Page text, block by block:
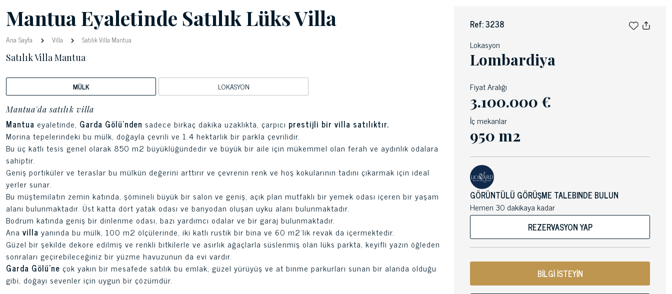
Mantua Eyaletinde Satılık Lüks Villa
Ana Sayfa Villa Satılık Villa Mantua
Satılık Villa Mantua
MÜLK LOKASYON
Mantua'da satılık villa
Mantua eyaletinde, Garda Gölü'nden sadece birkaç dakika uzaklıkta, çarpıcı prestijli bir villa satılıktır.
Morina tepelerindeki bu mülk, doğayla çevrili ve 1.4 hektarlık bir parkla çevrilidir.
Bu üç katlı tesis genel olarak 850 m2 büyüklüğündedir ve büyük bir aile için mükemmel olan ferah ve aydınlık odalara
sahiptir.
Geniş portiküler ve teraslar bu mülkün değerini arttırır ve çevrenin renk ve hoş kokularının tadını çıkarmak için ideal
yerler sunar.
Bu müştemilatın zemin katında, şömineli büyük bir salon ve geniş, açık plan mutfaklı bir yemek odası içeren bir yaşam
alanı bulunmaktadır. Üst katta dört yatak odası ve banyodan oluşan uyku alanı bulunmaktadır.
Bodrum katında geniş bir dinlenme odası, bazı yardımcı odalar ve bir garaj bulunmaktadır.
Ana villa yanında bu mülk, 100 m2 ölçülerinde, iki katlı rustik bir bina ve 60 m2'lik revak da içermektedir.
Güzel bir şekilde dekore edilmiş ve renkli bitkilerle ve asırlık ağaçlarla süslenmiş olan lüks parkta, keyifli yazın öğleden
sonraları geçirebileceğiniz bir yüzme havuzunun da evi vardır.
Garda Gölü'ne çok yakın bir mesafede satılık bu emlak, güzel yürüyüş ve at binme parkurları sunan bir alanda olduğu
gibi, doğayı sevenler için uygun bir çözümdür.
Ref: 3238
Lokasyon
Lombardiya
Fiyat Aralığı
3.100.000 €
İç mekanlar
950 m2
GÖRÜNTÜLÜ GÖRÜŞME TALEBINDE BULUN
Hemen 30 dakikaya kadar
REZERVASYON YAP
BİLGİ İSTEYİN